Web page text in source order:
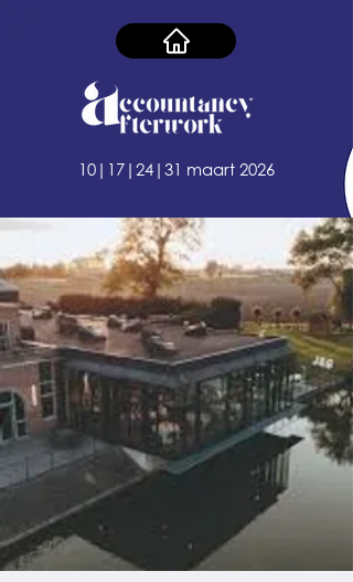
10|17|24|31 maart 2026